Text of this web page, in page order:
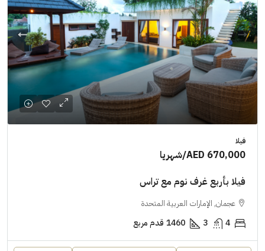
فيلا
AED 670,000/شهريا
فيلا بأربع غرف نوم مع تراس
عجمان, الإمارات العربية المتحدة
4
3
1460 قدم مربع